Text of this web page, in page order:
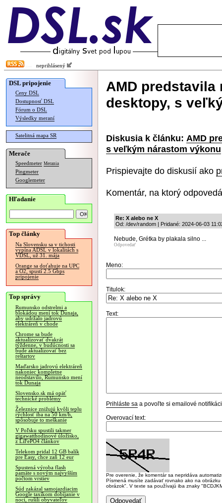
neprihlásený
DSL pripojenie
Ceny DSL
Dostupnosť DSL
Fórum o DSL
Výsledky meraní
Satelitná mapa SR
Merače
Speedmeter Merania
Pingmeter
Googlemeter
Hľadanie
Top články
Na Slovensku sa v tichosti
vypína ADSL v lokalitách s
VDSL, už 31. mája
Orange sa doťahuje na UPC
a O2, spustí 2.5 Gbps
pripojenie
Top správy
Rumunsko odstrelmi a
blokádou mení tok Dunaja,
aby udržalo jadrovú
elektráreň v chode
Chrome sa bude
aktualizovať dvakrát
týždenne, v budúcnosti sa
bude aktualizovať bez
reštartov
Maďarsko jadrovú elektráreň
nakoniec kompletne
neodstavilo, Rumunsko mení
tok Dunaja
Slovensko.sk má opäť
technické problémy
Železnice znižujú kvôli teplu
rýchlosť iba na 50 km/h,
spôsobuje to meškanie
V Poľsku spustili takmer
gigawatthodinové úložisko,
z LiFePO4 článkov
Telekom pridal 12 GB balík
pre Easy, chce zaň 12 eur
Spustená výroba flash
pamäte s novým najvyšším
počtom vrstiev
Súd zakázal samojazdiacim
Google taxíkom dobíjanie v
noci, rušili obyvateľov
AMD predstavila
desktopy, s
Diskusia k článku: AMD
s veľkým nárastom výkonu
Prispievajte do diskusií ako
Komentár, na ktorý
Re: X alebo ne X
Od: /dev/random | Pridané: 2024-06-03
Nebude, Grétka by plakala silno ...
Odpovedať
Meno:
Titulok:
Text:
Prihláste sa a povoľte si emailové
Overovací text:
Pre overenie, že komentár sa nepridáva
Písmená musíte zadávať rovnako ako na
obrázok". V texte sa používajú iba znaky